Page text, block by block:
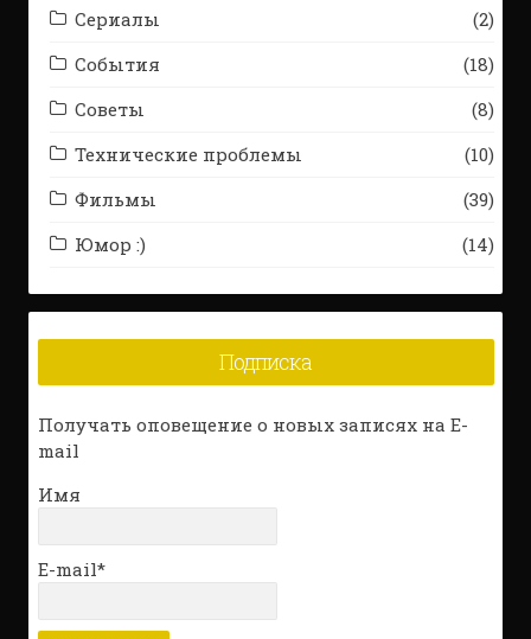
Сериалы
(2)
События
(18)
Советы
(8)
Технические проблемы
(10)
Фильмы
(39)
Юмор :)
(14)
Подписка
Получать оповещение о новых записях на E-
mail
Имя
E-mail*